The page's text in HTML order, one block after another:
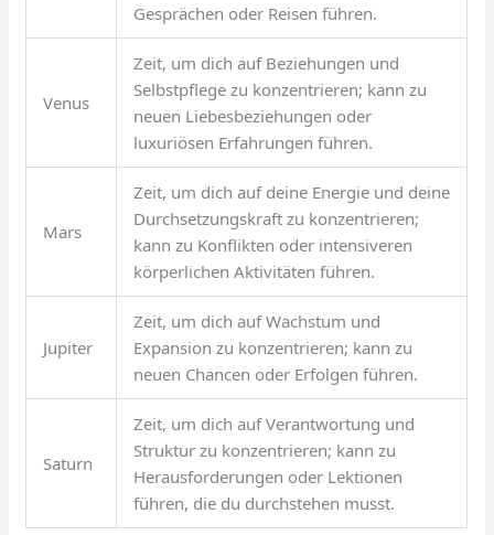
Gesprächen oder Reisen führen.
Venus
Zeit, um dich auf Beziehungen und
Selbstpflege zu konzentrieren; kann zu
neuen Liebesbeziehungen oder
luxuriösen Erfahrungen führen.
Mars
Zeit, um dich auf deine Energie und deine
Durchsetzungskraft zu konzentrieren;
kann zu Konflikten oder intensiveren
körperlichen Aktivitäten führen.
Jupiter
Zeit, um dich auf Wachstum und
Expansion zu konzentrieren; kann zu
neuen Chancen oder Erfolgen führen.
Saturn
Zeit, um dich auf Verantwortung und
Struktur zu konzentrieren; kann zu
Herausforderungen oder Lektionen
führen, die du durchstehen musst.